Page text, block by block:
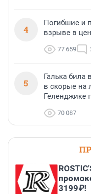
4
Погибшие и
взрыве в
77 659
5
Галька била
в скорые на
Геленджике
70 087
3199₽!